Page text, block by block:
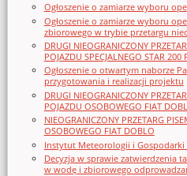
Ogłoszenie o zamiarze wyboru
Ogłoszenie o zamiarze wyboru
zbiorowego w trybie przetargu
DRUGI NIEOGRANICZONY
POJAZDU SPECJALNEGO STAR 200
Ogłoszenie o otwartym naborze
przygotowania i realizacji projektu
DRUGI NIEOGRANICZONY
POJAZDU OSOBOWEGO FIAT
NIEOGRANICZONY PRZETARG
OSOBOWEGO FIAT DOBLO
Instytut Meteorologii i Gospodarki
Decyzja w sprawie zatwierdzenia
w wodę i zbiorowego